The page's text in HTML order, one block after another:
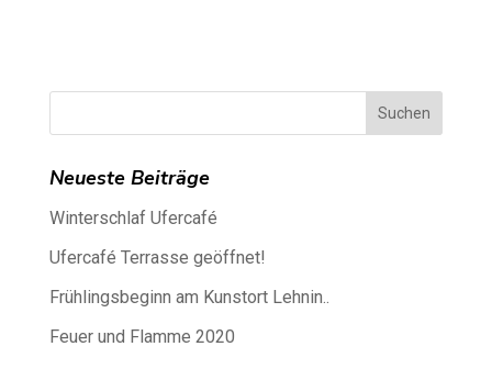
Neueste Beiträge
Winterschlaf Ufercafé
Ufercafé Terrasse geöffnet!
Frühlingsbeginn am Kunstort Lehnin..
Feuer und Flamme 2020